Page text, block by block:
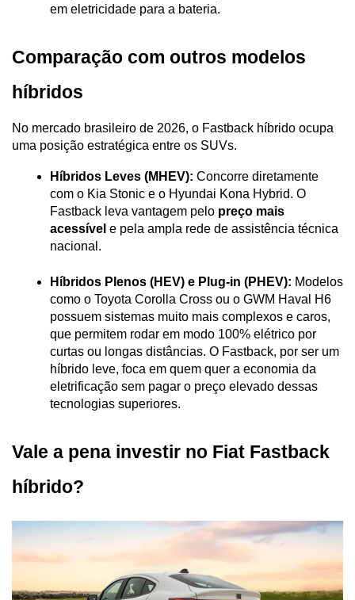
em eletricidade para a bateria.
Comparação com outros modelos
híbridos
No mercado brasileiro de 2026, o Fastback híbrido ocupa
uma posição estratégica entre os SUVs.
Híbridos Leves (MHEV): Concorre diretamente
com o Kia Stonic e o Hyundai Kona Hybrid. O
Fastback leva vantagem pelo preço mais
acessível e pela ampla rede de assistência técnica
nacional.
Híbridos Plenos (HEV) e Plug-in (PHEV): Modelos
como o Toyota Corolla Cross ou o GWM Haval H6
possuem sistemas muito mais complexos e caros,
que permitem rodar em modo 100% elétrico por
curtas ou longas distâncias. O Fastback, por ser um
híbrido leve, foca em quem quer a economia da
eletrificação sem pagar o preço elevado dessas
tecnologias superiores.
Vale a pena investir no Fiat Fastback
híbrido?